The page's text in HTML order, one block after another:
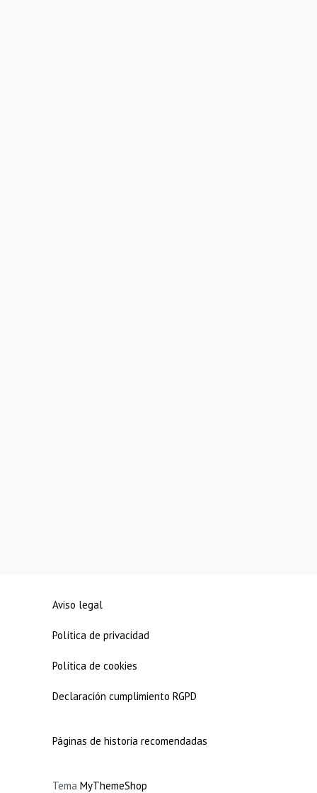
Aviso legal
Política de privacidad
Política de cookies
Declaración cumplimiento RGPD
Páginas de historia recomendadas
Tema MyThemeShop